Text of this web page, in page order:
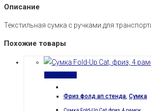
Cat
1x2
Описание
Текстильная сумка с ручками для
Похожие товары
Фриз фолд ап стенда, Сумка